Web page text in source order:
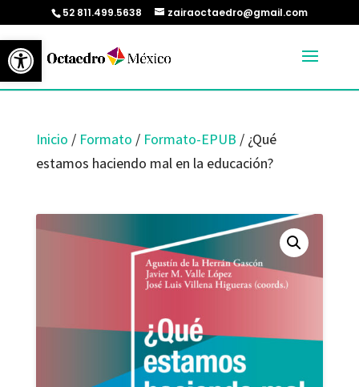
Abrir barra de herramientas
52 811.499.5638 zairaoctaedro@gmail.com
Inicio / Formato / Formato-EPUB / ¿Qué
estamos haciendo mal en la educación?